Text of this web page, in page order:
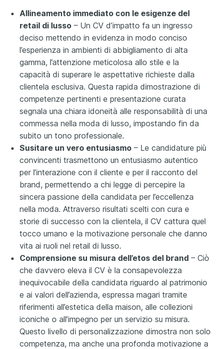
Allineamento immediato con le esigenze del
retail di lusso – Un CV d’impatto fa un ingresso
deciso mettendo in evidenza in modo conciso
l’esperienza in ambienti di abbigliamento di alta
gamma, l’attenzione meticolosa allo stile e la
capacità di superare le aspettative richieste dalla
clientela esclusiva. Questa rapida dimostrazione di
competenze pertinenti e presentazione curata
segnala una chiara idoneità alle responsabilità di una
commessa nella moda di lusso, impostando fin da
subito un tono professionale.
Susitare un vero entusiasmo – Le candidature più
convincenti trasmettono un entusiasmo autentico
per l’interazione con il cliente e per il racconto del
brand, permettendo a chi legge di percepire la
sincera passione della candidata per l’eccellenza
nella moda. Attraverso risultati scelti con cura e
storie di successo con la clientela, il CV cattura quel
tocco umano e la motivazione personale che danno
vita ai ruoli nel retail di lusso.
Comprensione su misura dell’etos del brand – Ciò
che davvero eleva il CV è la consapevolezza
inequivocabile della candidata riguardo al patrimonio
e ai valori dell’azienda, espressa magari tramite
riferimenti all’estetica della maison, alle collezioni
iconiche o all’impegno per un servizio su misura.
Questo livello di personalizzazione dimostra non solo
competenza, ma anche una profonda motivazione a